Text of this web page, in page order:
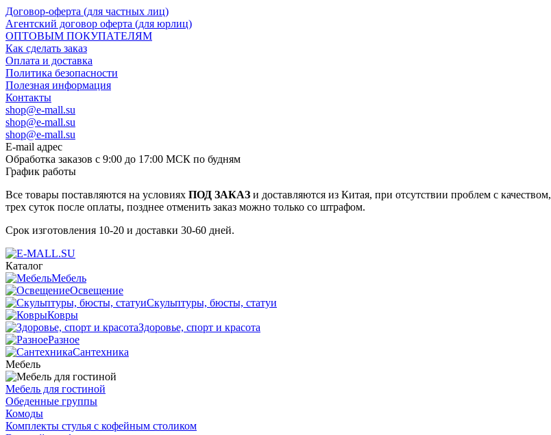
Договор-оферта (для частных лиц)
Агентский договор оферта (для юрлиц)
ОПТОВЫМ ПОКУПАТЕЛЯМ
Как сделать заказ
Оплата и доставка
Политика безопасности
Полезная информация
Контакты
shop@e-mall.su
shop@e-mall.su
shop@e-mall.su
E-mail адрес
Обработка заказов с 9:00 до 17:00 МСК по будням
График работы
Все товары поставляются на условиях ПОД ЗАКАЗ и доставляются из Китая, при отсутствии проблем с качеством,
трех суток после оплаты, позднее отменить заказ можно только со штрафом.
Срок изготовления 10-20 и доставки 30-60 дней.
Каталог
Мебель
Освещение
Скульптуры, бюсты, статуи
Ковры
Здоровье, спорт и красота
Разное
Сантехника
Мебель
Мебель для гостиной
Обеденные группы
Комоды
Комплекты стулья с кофейным столиком